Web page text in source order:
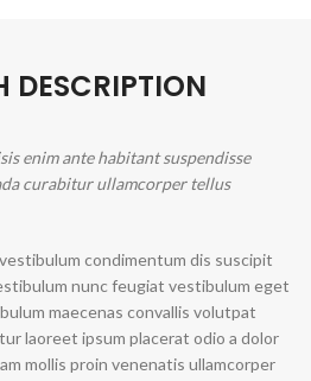
DESCRIPTION
enim ante habitant suspendisse
curabitur ullamcorper tellus
condimentum dis suscipit
nunc feugiat vestibulum eget
maecenas convallis volutpat
laoreet ipsum placerat odio a dolor
mollis proin venenatis ullamcorper